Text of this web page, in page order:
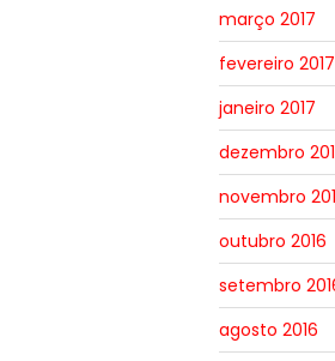
março 2017
fevereiro 2017
janeiro 2017
dezembro
novembro
outubro 2016
setembro
agosto 2016